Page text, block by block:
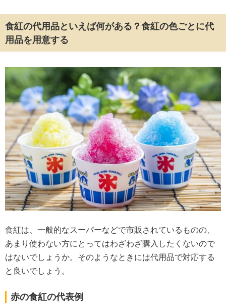
食紅の代用品といえば何がある？食紅の色ごとに代
用品を用意する
食紅は、一般的なスーパーなどで市販されているものの、
あまり使わない方にとってはわざわざ購入したくないので
はないでしょうか。そのようなときには代用品で対応する
と良いでしょう。
赤の食紅の代表例